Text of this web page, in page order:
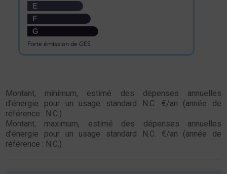
E
F
G
Forte émission de GES
Montant, minimum, estimé des dépenses annuelles
d'énergie pour un usage standard N.C. €/an (année de
référence : N.C.)
Montant, maximum, estimé des dépenses annuelles
d'énergie pour un usage standard N.C. €/an (année de
référence : N.C.)